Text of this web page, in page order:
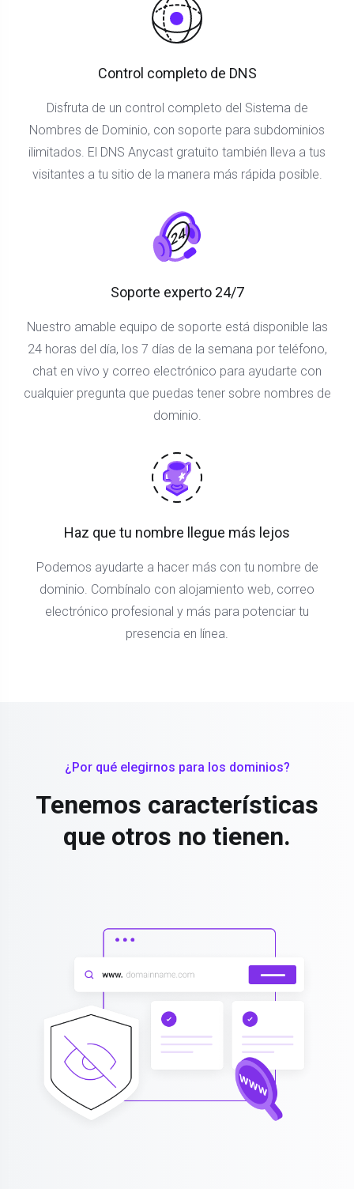
Control completo de DNS
Disfruta de un control completo del Sistema de
Nombres de Dominio, con soporte para subdominios
ilimitados. El DNS Anycast gratuito también lleva a tus
visitantes a tu sitio de la manera más rápida posible.
Soporte experto 24/7
Nuestro amable equipo de soporte está disponible las
24 horas del día, los 7 días de la semana por teléfono,
chat en vivo y correo electrónico para ayudarte con
cualquier pregunta que puedas tener sobre nombres de
dominio.
Haz que tu nombre llegue más lejos
Podemos ayudarte a hacer más con tu nombre de
dominio. Combínalo con alojamiento web, correo
electrónico profesional y más para potenciar tu
presencia en línea.
¿Por qué elegirnos para los dominios?
Tenemos características
que otros no tienen.